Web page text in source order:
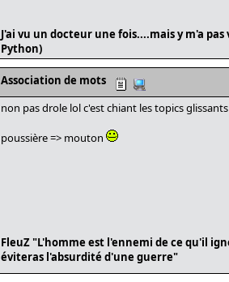
J'ai vu un docteur une fois....mais y m'a
Python)
Association de mots
non pas drole lol c'est chiant les topics
poussière => mouton
FleuZ "L'homme est l'ennemi de ce qu'il
éviteras l'absurdité d'une guerre"